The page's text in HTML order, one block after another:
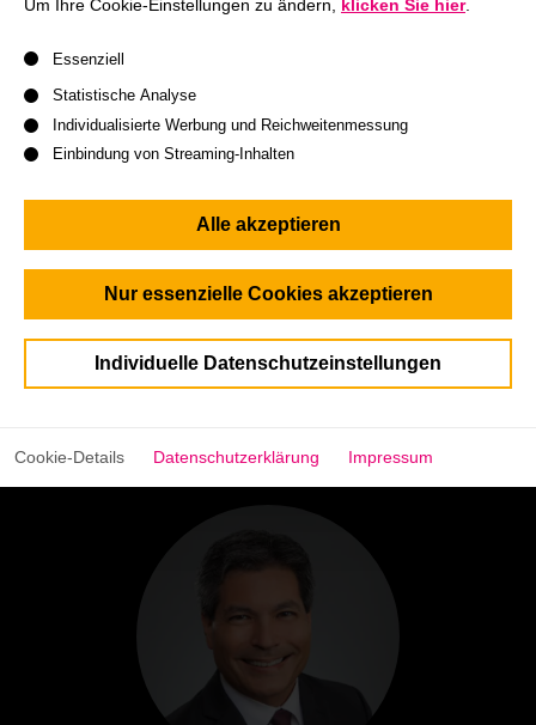
Pacífico, Peru
Alexandra Esquivel
Um Ihre Cookie-Einstellungen zu ändern, klicken Sie hier.
Essenziell
Statistische Analyse
Individualisierte Werbung und Reichweitenmessung
Einbindung von Streaming-Inhalten
Alle akzeptieren
Nur essenzielle Cookies akzeptieren
Individuelle Datenschutzeinstellungen
Cookie-Details Datenschutzerklärung Impressum